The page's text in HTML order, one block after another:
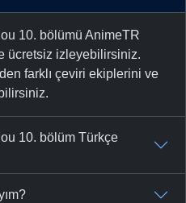
10. bölümü AnimeTR
ücretsiz izleyebilirsiniz.
farklı çeviri ekiplerini ve
10. bölüm Türkçe